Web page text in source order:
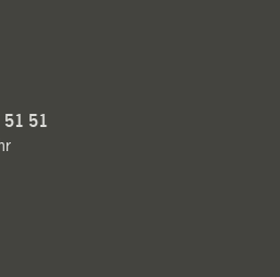
51 51